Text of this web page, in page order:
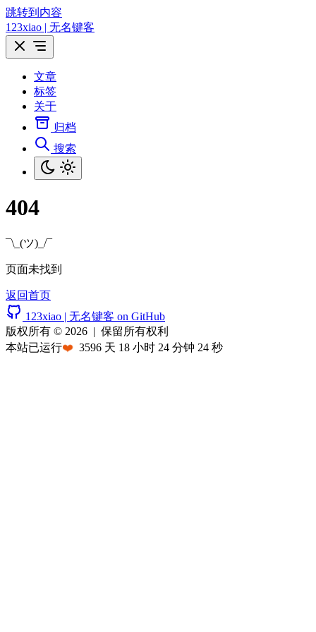
跳转到内容
123xiao | 无名键客
文章
标签
关于
归档
搜索
404
¯\_(ツ)_/¯
页面未找到
返回首页
123xiao | 无名键客 on GitHub
版权所有 © 2026 | 保留所有权利
本站已运行❤️ 3596 天 18 小时 24 分钟 24 秒